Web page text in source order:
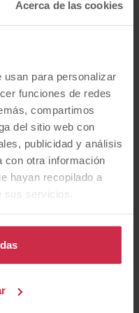
Acerca de las cookies
para personalizar
funciones de redes
compartimos
del sitio web con
publicidad y análisis
con otra información
hayan recopilado a
servicios.
Benz
SEAT
Volkswagen